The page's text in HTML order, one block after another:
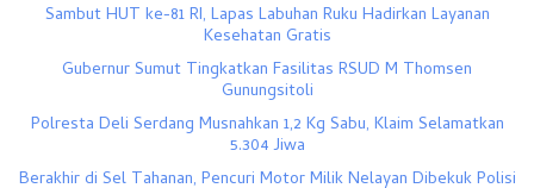
Sambut HUT ke-81 RI, Lapas Labuhan Ruku Hadirkan Layanan
Kesehatan Gratis
Gubernur Sumut Tingkatkan Fasilitas RSUD M Thomsen
Gunungsitoli
Polresta Deli Serdang Musnahkan 1,2 Kg Sabu, Klaim Selamatkan
5.304 Jiwa
Berakhir di Sel Tahanan, Pencuri Motor Milik Nelayan Dibekuk Polisi